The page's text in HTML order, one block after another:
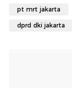
pt mrt jakarta
dprd dki jakarta